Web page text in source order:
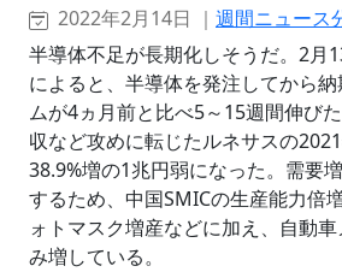
2022年2月14日 ｜ 週間ニュース
半導体不足が長期化しそうだ。2月
によると、半導体を発注してから
ムが4ヵ月前と比べ5～15週間伸び
収など攻めに転じたルネサスの
38.9%増の1兆円弱になった。需要
するため、中国SMICの生産能力倍
ォトマスク増産などに加え、自動
み増している。